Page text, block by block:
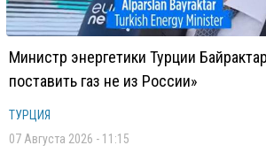
Министр энергетики Турции
поставить газ не из России»
ТУРЦИЯ
07 Августа 2026 - 11:15